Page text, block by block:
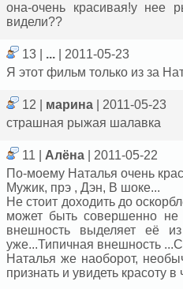
она-очень красивая!у нее
видели??
13 | ...
| 2011-05-23
Я этот фильм только из за
12 | марина
| 2011-05-23
страшная рыжая шалавка
11 | Алёна
| 2011-05-22
По-моему Наталья очень
Мужик, прэ , Дэн, В шоке...
Не стоит доходить до
может быть совершенно
внешность выделяет её
уже...Типичная внешность
Наталья же наоборот,
признать и увидеть красоту